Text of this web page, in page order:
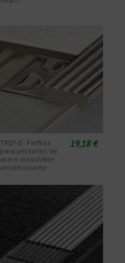
TREP-E - Perfiles
para peldaños de
acero inoxidable
antideslizante
19,18 €